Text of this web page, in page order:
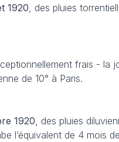
1920, des pluies
frais - la
de 10° à Paris.
1920, des pluies
l’équivalent de 4 mois